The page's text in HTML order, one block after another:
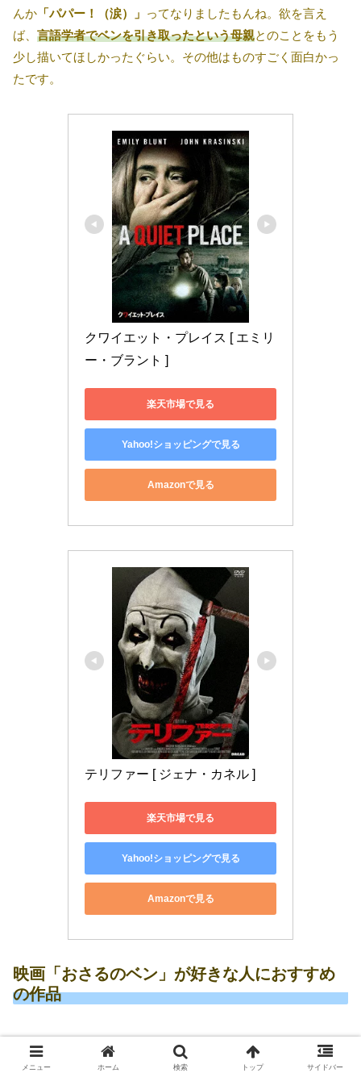
んか 「パパー！（涙）」 ってなりましたもんね。欲を言え
ば、 言語学者でベンを引き取ったという母親とのことをもう
少し描いてほしかったぐらい。その他はものすごく面白かっ
たです。
クワイエット・プレイス [ エミリ
ー・ブラント ]
楽天市場で見る
Yahoo!ショッピングで見る
Amazonで見る
テリファー [ ジェナ・カネル ]
楽天市場で見る
Yahoo!ショッピングで見る
Amazonで見る
映画「おさるのベン」が好きな人におすすめ
の作品
映画「おさるのベン」が好きな人には、以下の作品もおすす
めです。
メニュー ホーム 検索 トップ サイドバー